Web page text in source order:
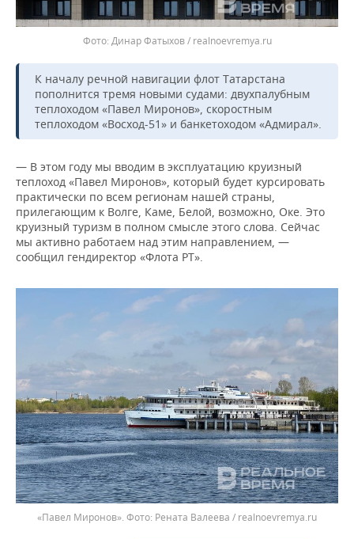
Динар Фатыхов / realnoevremya.ru
К началу речной навигации флот Татарстана
пополнится тремя новыми судами: двухпалубным
теплоходом «Павел Миронов», скоростным
теплоходом «Восход-51» и банкетоходом «Адмирал».
— В этом году мы вводим в эксплуатацию круизный
теплоход «Павел Миронов», который будет курсировать
практически по всем регионам нашей страны,
прилегающим к Волге, Каме, Белой, возможно, Оке. Это
круизный туризм в полном смысле этого слова. Сейчас
мы активно работаем над этим направлением, —
сообщил гендиректор «Флота РТ».
«Павел Миронов». Рената Валеева / realnoevremya.ru